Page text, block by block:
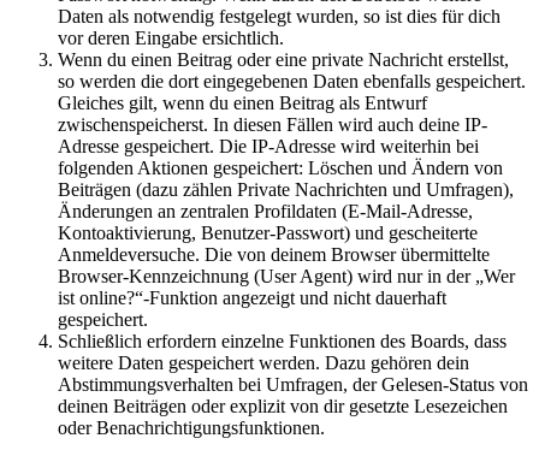
Daten als notwendig festgelegt wurden, so ist dies für dich
vor deren Eingabe ersichtlich.
Wenn du einen Beitrag oder eine private Nachricht erstellst,
so werden die dort eingegebenen Daten ebenfalls gespeichert.
Gleiches gilt, wenn du einen Beitrag als Entwurf
zwischenspeicherst. In diesen Fällen wird auch deine IP-
Adresse gespeichert. Die IP-Adresse wird weiterhin bei
folgenden Aktionen gespeichert: Löschen und Ändern von
Beiträgen (dazu zählen Private Nachrichten und Umfragen),
Änderungen an zentralen Profildaten (E-Mail-Adresse,
Kontoaktivierung, Benutzer-Passwort) und gescheiterte
Anmeldeversuche. Die von deinem Browser übermittelte
Browser-Kennzeichnung (User Agent) wird nur in der „Wer
ist online?“-Funktion angezeigt und nicht dauerhaft
gespeichert.
Schließlich erfordern einzelne Funktionen des Boards, dass
weitere Daten gespeichert werden. Dazu gehören dein
Abstimmungsverhalten bei Umfragen, der Gelesen-Status von
deinen Beiträgen oder explizit von dir gesetzte Lesezeichen
oder Benachrichtigungsfunktionen.